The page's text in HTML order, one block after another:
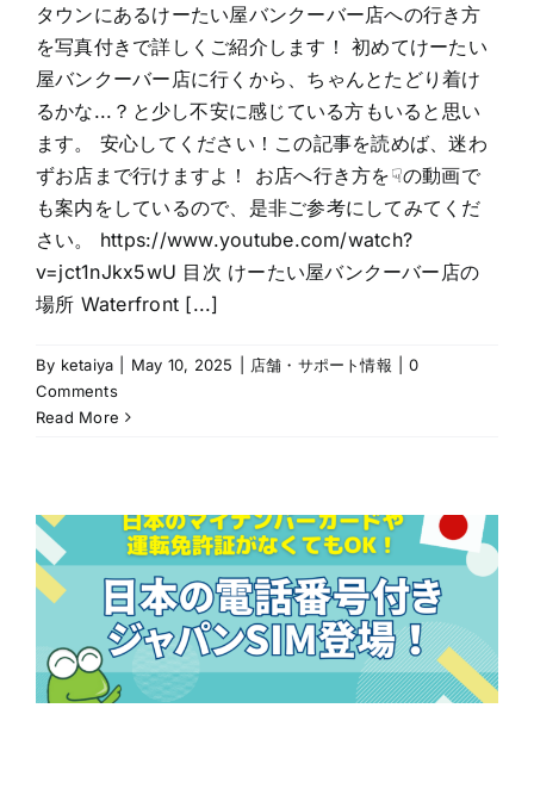
タウンにあるけーたい屋バンクーバー店への行き方
を写真付きで詳しくご紹介します！ 初めてけーたい
屋バンクーバー店に行くから、ちゃんとたどり着け
るかな...？と少し不安に感じている方もいると思い
ます。 安心してください！この記事を読めば、迷わ
ずお店まで行けますよ！ お店へ行き方を☟の動画で
も案内をしているので、是非ご参考にしてみてくだ
さい。 https://www.youtube.com/watch?
v=jct1nJkx5wU 目次 けーたい屋バンクーバー店の
場所 Waterfront [...]
By ketaiya May 10, 2025 店舗・サポート情報
0
Comments
Read More